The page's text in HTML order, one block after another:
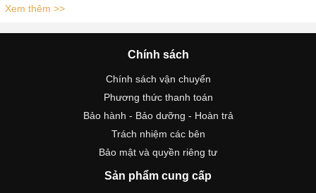
Xem thêm >>
Chính sách
Chính sách vận chuyển
Phương thức thanh toán
Bảo hành - Bảo dưỡng - Hoàn trả
Trách nhiệm các bên
Bảo mật và quyền riêng tư
Sản phẩm cung cấp